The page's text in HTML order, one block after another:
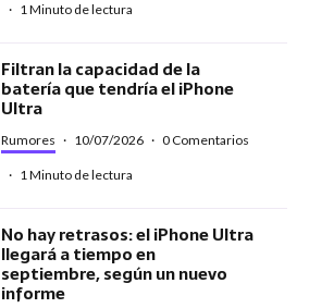
· 1 Minuto de lectura
Filtran la capacidad de la
batería que tendría el iPhone
Ultra
Rumores · 10/07/2026 · 0 Comentarios
· 1 Minuto de lectura
No hay retrasos: el iPhone Ultra
llegará a tiempo en
septiembre, según un nuevo
informe